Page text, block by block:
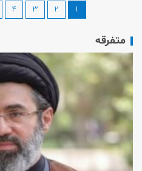
۱ ۲ ۳ ۴
متفرقه